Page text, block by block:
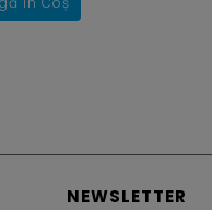
NEWSLETTER